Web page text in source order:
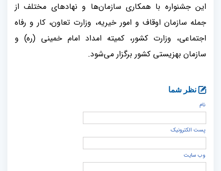
این جشنواره با همکاری سازمان‌ها و نهادهای مختلف از
جمله سازمان اوقاف و امور خیریه، وزارت تعاون، کار و رفاه
اجتماعی، وزارت کشور، کمیته امداد امام خمینی (ره) و
سازمان بهزیستی کشور برگزار می‌شود.
نظر شما
نام
پست الكترونيک
وب سایت